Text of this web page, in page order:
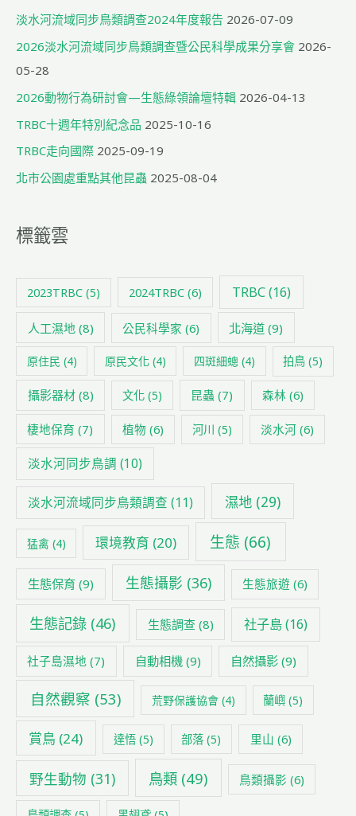
淡水河流域同步鳥類調查2024年度報告 2026-07-09
2026淡水河流域同步鳥類調查暨公民科學成果分享會 2026-
05-28
2026動物行為研討會—生態綠領論壇特輯 2026-04-13
TRBC十週年特別紀念品 2025-10-16
TRBC走向國際 2025-09-19
北市公園處重點其他昆蟲 2025-08-04
標籤雲
2023TRBC(5) 2024TRBC (6) TRBC(16)
人工濕地(8) 公民科學家 (6) 北海道 (9)
原住民 (4) 原民文化(4) 四斑細蟌 (4) 拍鳥 (5)
攝影器材(8) 文化 (5) 昆蟲 (7) 森林 (6)
棲地保育 (7) 植物 (6) 河川 (5) 淡水河 (6)
淡水河同步鳥調 (10)
淡水河流域同步鳥類調查 (11) 濕地(29)
猛禽 (4) 環境教育 (20) 生態 (66)
生態保育(9) 生態攝影 (36) 生態旅遊 (6)
生態記錄 (46) 生態調查(8) 社子島(16)
社子島濕地 (7) 自動相機(9) 自然攝影 (9)
自然觀察 (53) 荒野保護協會(4) 蘭嶼 (5)
賞鳥 (24) 達悟(5) 部落 (5) 里山 (6)
野生動物 (31) 鳥類 (49) 鳥類攝影 (6)